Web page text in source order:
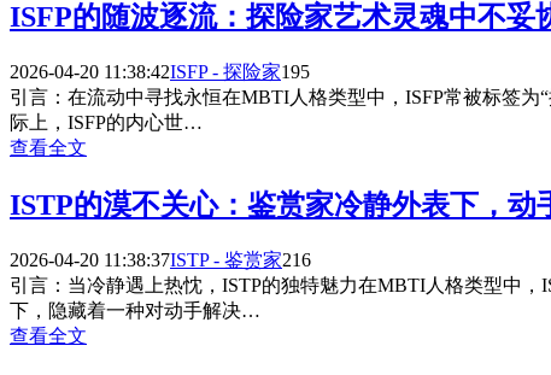
ISFP的随波逐流：探险家艺术灵魂中不妥
2026-04-20 11:38:42ISFP - 探险家195
引言：在流动中寻找永恒在MBTI人格类型中，ISFP常被标签
际上，ISFP的内心世…
查看全文
ISTP的漠不关心：鉴赏家冷静外表下，
2026-04-20 11:38:37ISTP - 鉴赏家216
引言：当冷静遇上热忱，ISTP的独特魅力在MBTI人格类型中
下，隐藏着一种对动手解决…
查看全文